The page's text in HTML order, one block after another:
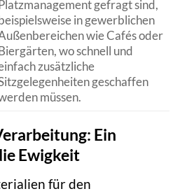
gefragt sind,
in gewerblichen
wie Cafés oder
wo schnell und
zusätzliche
geschaffen
müssen.
Ein
Ewigkeit
für den